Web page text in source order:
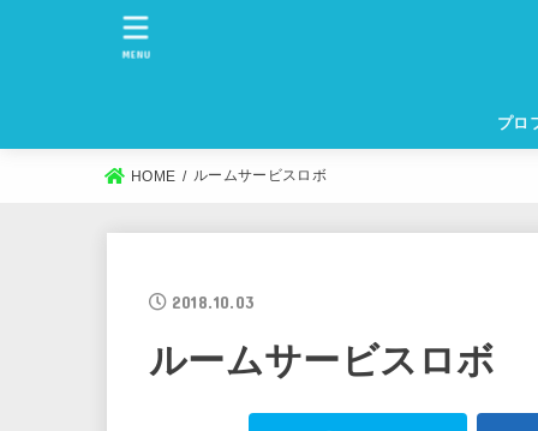
プロ
MENU
HOME ルームサービスロボ
2018.10.03
ルームサービスロボ